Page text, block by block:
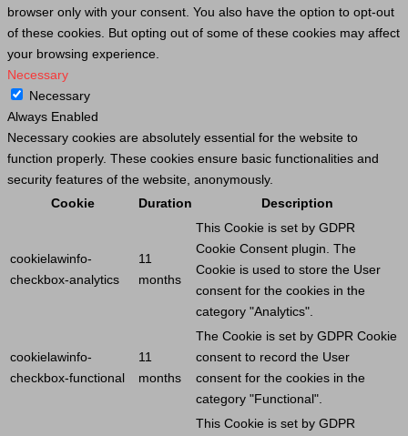
browser only with your consent. You also have the option to opt-out
of these cookies. But opting out of some of these cookies may affect
your browsing experience.
Necessary
Necessary
Always Enabled
Necessary cookies are absolutely essential for the website to
function properly. These cookies ensure basic functionalities and
security features of the website, anonymously.
Cookie
Duration Description
cookielawinfo-
checkbox-analytics
11
months
This Cookie is set by GDPR
Cookie Consent plugin. The
Cookie is used to store the User
consent for the cookies in the
category "Analytics".
cookielawinfo-
checkbox-functional
11
months
The Cookie is set by GDPR Cookie
consent to record the User
consent for the cookies in the
category "Functional".
This Cookie is set by GDPR